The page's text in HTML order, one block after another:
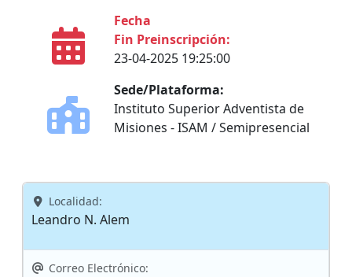
Fecha
Fin Preinscripción:
23-04-2025 19:25:00
Sede/Plataforma:
Instituto Superior Adventista de
Misiones - ISAM / Semipresencial
Localidad:
Leandro N. Alem
Correo Electrónico: